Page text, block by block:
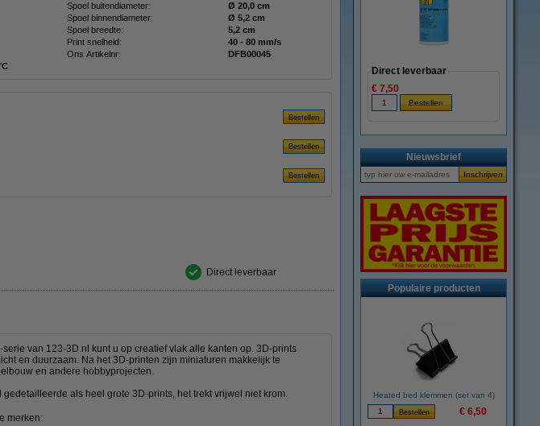
Spoel buitendiameter:
Ø 20,0 cm
Spoel binnendiameter:
Ø 5,2 cm
Spoel breedte:
5,2 cm
Print snelheid:
40 - 80 mm/s
Ons Artikelnr:
DFB00045
Direct leverbaar
van 123-3D.nl kunt u op creatief vlak alle kanten op. 3D-prints
en duurzaam. Na het 3D-printen zijn miniaturen makkelijk te
en andere hobbyprojecten.
als heel grote 3D-prints, het trekt vrijwel niet krom.
merken:
Direct leverbaar
€ 7,50
Nieuwsbrief
Populaire producten
Heated bed klemmen (set van 4)
€ 6,50